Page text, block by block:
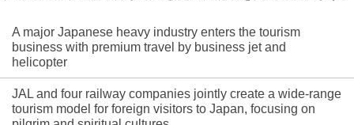
A major Japanese heavy industry enters the tourism
business with premium travel by business jet and
helicopter
JAL and four railway companies jointly create a wide-range
tourism model for foreign visitors to Japan, focusing on